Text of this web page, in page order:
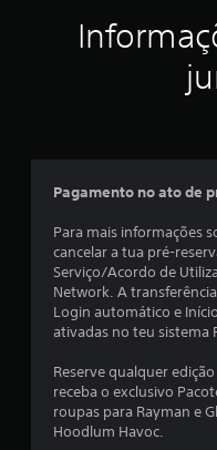
Pagamento no ato de
Para mais informações
cancelar a tua pré-
Serviço/Acordo de
Network. A
Login automático e
ativadas no teu sistema
Reserve qualquer
receba o exclusivo
roupas para Rayman e
Hoodlum Havoc.